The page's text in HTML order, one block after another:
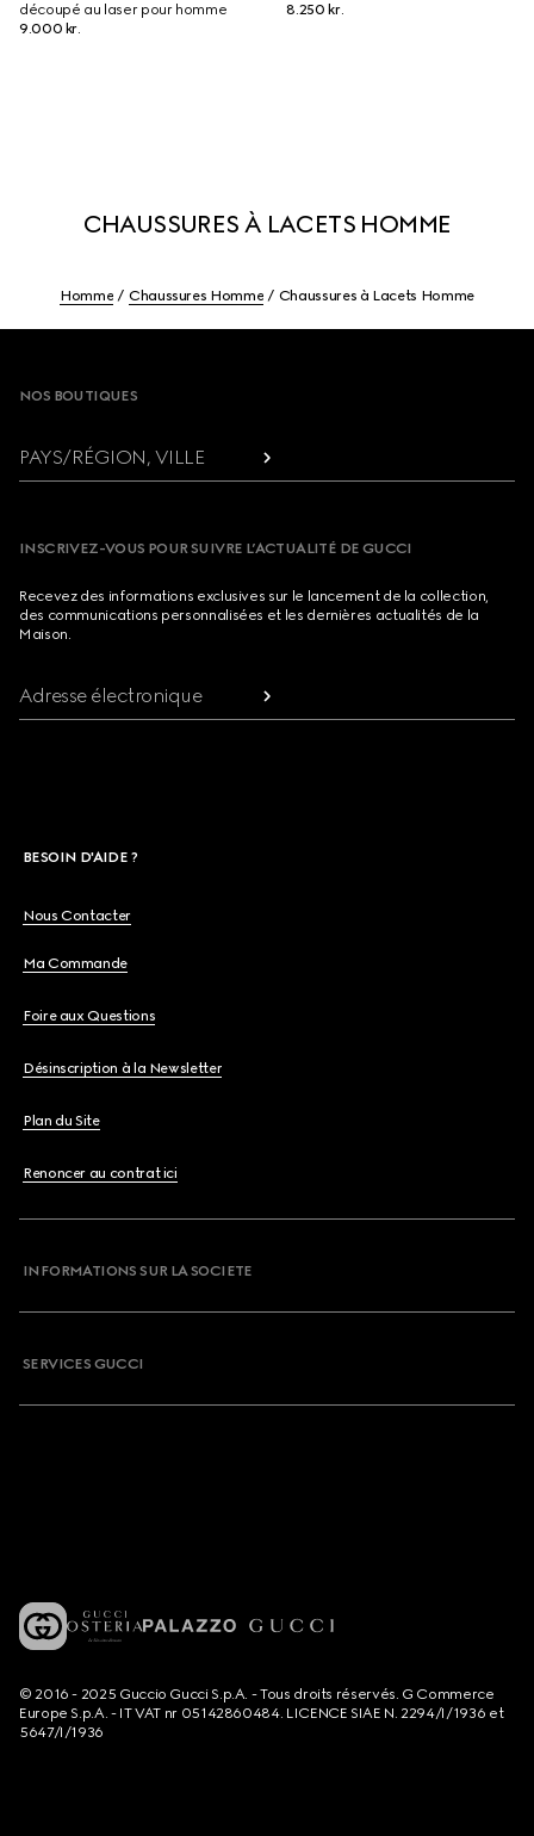
découpé au laser pour homme
9.000 kr.
8.250 kr.
CHAUSSURES À LACETS HOMME
Homme Chaussures Homme Chaussures à Lacets Homme
NOS BOUTIQUES
PAYS/RÉGION, VILLE
INSCRIVEZ-VOUS POUR SUIVRE L’ACTUALITÉ DE GUCCI
Recevez des informations exclusives sur le lancement de la collection,
des communications personnalisées et les dernières actualités de la
Maison.
Adresse électronique
BESOIN D'AIDE ?
Nous Contacter
Ma Commande
Foire aux Questions
Désinscription à la Newsletter
Plan du Site
Renoncer au contrat ici
INFORMATIONS SUR LA SOCIETE
SERVICES GUCCI
© 2016 - 2025 Guccio Gucci S.p.A. - Tous droits réservés. G Commerce
Europe S.p.A. - IT VAT nr 05142860484. LICENCE SIAE N. 2294/I/1936 et
5647/I/1936